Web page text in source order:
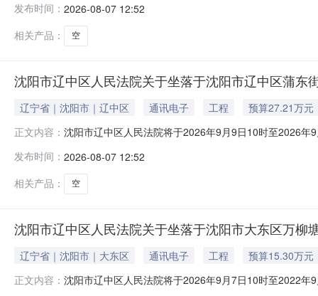
组织均可参加竞买。如参与竞买人未开设京东账户，可
发布时间： 2026-08-07 12:52
相关产品：
空
沈阳市辽中区人民法院关于坐落于沈阳市辽中区蒲东
辽宁省｜沈阳市｜辽中区 通讯电子 工程
预算27.21万元
正文内容： 沈阳市辽中区人民法院将于2026年9月9日10时至2026
人和其他组织均可参加竞买。如参与竞买人未开设京东
发布时间： 2026-08-07 12:52
相关产品：
空
沈阳市辽中区人民法院关于坐落于沈阳市大东区万
辽宁省｜沈阳市｜大东区 通讯电子 工程
预算15.30万元
正文内容： 沈阳市辽中区人民法院将于2026年9月7日10时至2022